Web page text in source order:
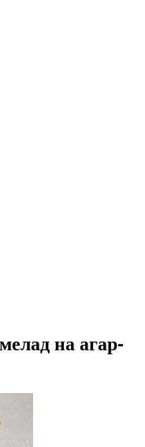
на агар-